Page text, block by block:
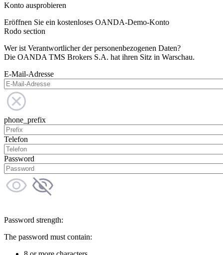
Konto ausprobieren
Eröffnen Sie ein kostenloses OANDA-Demo-Konto
Rodo section
Wer ist Verantwortlicher der personenbezogenen Daten?
Die OANDA TMS Brokers S.A. hat ihren Sitz in Warschau.
E-Mail-Adresse
phone_prefix
Telefon
Password
Password strength:
The password must contain: